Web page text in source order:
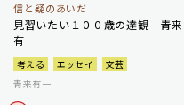
信と疑のあいだ
見習いたい１００歳の達観 青来
有一
考える エッセイ
文芸
青来有一